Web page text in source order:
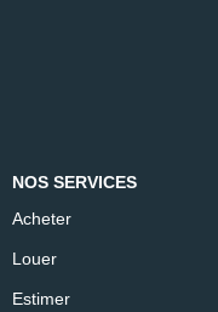
NOS SERVICES
Acheter
Louer
Estimer